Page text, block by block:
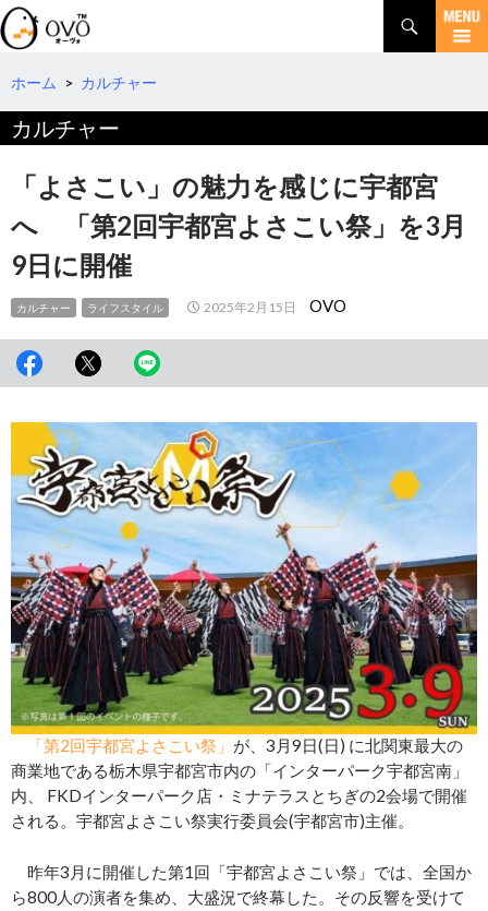
検
索
コ
テ
ツ
へ
ホーム > カルチャー
カルチャー
「よさこい」の魅力を感じに宇都宮
へ 「第2回宇都宮よさこい祭」を3月
9日に開催
カルチャー ライフスタイル 2025年2月15日 OVO
「第2回宇都宮よさこい祭」 が、3月9日(日) に北関東最大の
商業地である栃木県宇都宮市内の「インターパーク宇都宮南」
内、 FKDインターパーク店・ミナテラスとちぎの2会場で開催
される。宇都宮よさこい祭実行委員会(宇都宮市)主催。
昨年3月に開催した第1回「宇都宮よさこい祭」では、全国か
ら800人の演者を集め、大盛況で終幕した。その反響を受けて